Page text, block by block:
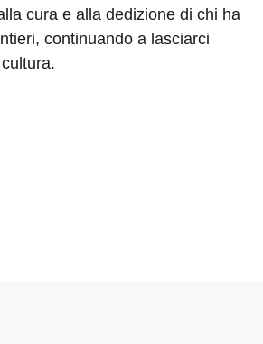
cura e alla dedizione di chi ha
continuando a lasciarci